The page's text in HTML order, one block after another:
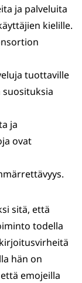
ja palveluita
kielille.
tuottaville
ja
ovat
sitä, että
todella
hän on
emojeilla